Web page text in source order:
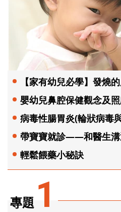
專題 1
【家有幼兒必學】發燒
嬰幼兒鼻腔保健觀念及
病毒性腸胃炎(輪狀病毒
帶寶寶就診——和醫生溝
輕鬆餵藥小秘訣